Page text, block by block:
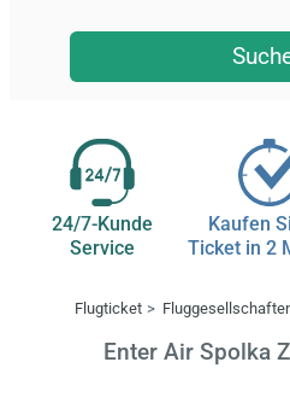
24/7-Kunde
Service
Kaufen
Ticket in 2
Flugticket
Enter Air Spolka